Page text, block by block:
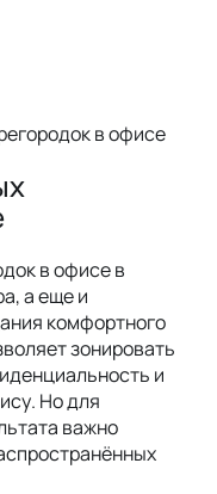
в офисе
в офисе в
а еще и
комфортного
зонировать
и
Но для
важно